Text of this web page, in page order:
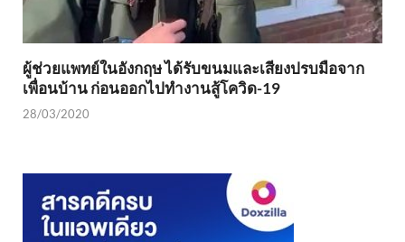
ผู้ช่วยแพทย์ในอังกฤษ ได้รับขนมและเสียงปรบมือจาก
เพื่อนบ้าน ก่อนออกไปทำงานสู้โควิด-19
28/03/2020